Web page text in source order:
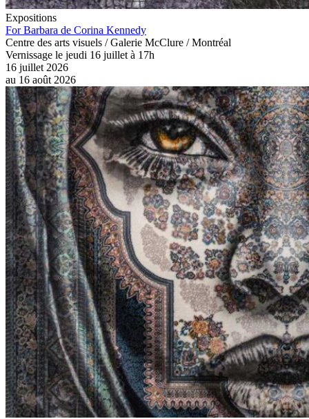
Expositions
For Barbara de Corina Kennedy
Centre des arts visuels / Galerie McClure / Montréal
Vernissage le jeudi 16 juillet à 17h
16 juillet 2026
au 16 août 2026